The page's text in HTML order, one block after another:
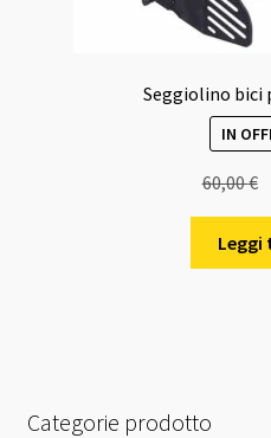
Seggiolino bici
IN
60,00€
Categorie prodotto